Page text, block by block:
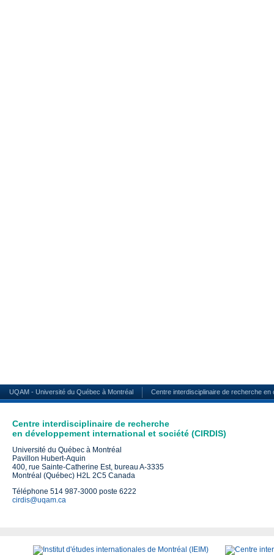
UQAM - Université du Québec à Montréal Centre interdisciplinaire de recherche
Centre interdisciplinaire de recherche
en développement international et société (CIRDIS)
Université du Québec à Montréal
Pavillon Hubert-Aquin
400, rue Sainte-Catherine Est, bureau A-3335
Montréal (Québec) H2L 2C5 Canada
Téléphone 514 987-3000 poste 6222
cirdis@uqam.ca